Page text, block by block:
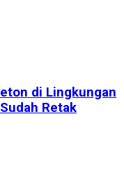
di Lingkungan
Retak